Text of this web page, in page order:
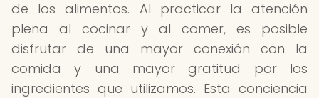
de los alimentos. Al practicar la atención
plena al cocinar y al comer, es posible
disfrutar de una mayor conexión con la
comida y una mayor gratitud por los
ingredientes que utilizamos. Esta conciencia